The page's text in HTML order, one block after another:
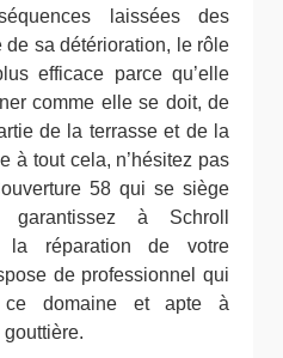
laissées des
de sa détérioration, le rôle
efficace parce qu’elle
comme elle se doit, de
de la terrasse et de la
à tout cela, n’hésitez pas
58 qui se siège
à Schroll
la réparation de votre
de professionnel qui
ce domaine et apte à
gouttière.